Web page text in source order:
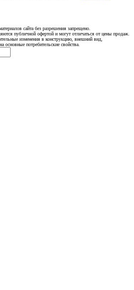
сайта без разрешения запрещено.
публичной офертой и могут отличаться от цены продаж.
изменения в конструкцию, внешний вид,
основные потребительские свойства.